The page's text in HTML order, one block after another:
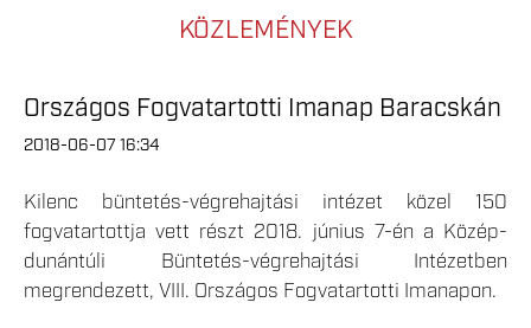
KÖZLEMÉNYEK
Országos Fogvatartotti Imanap Baracskán
2018-06-07 16:34
Kilenc büntetés-végrehajtási intézet közel 150
fogvatartottja vett részt 2018. június 7-én a Közép-
dunántúli Büntetés-végrehajtási Intézetben
megrendezett, VIII. Országos Fogvatartotti Imanapon.